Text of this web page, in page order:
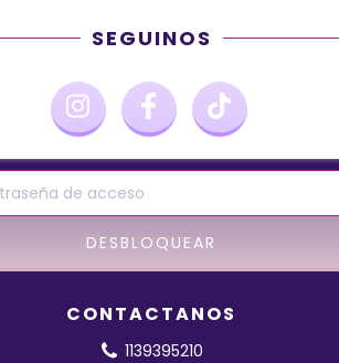
SEGUINOS
CONTACTANOS
1139395210